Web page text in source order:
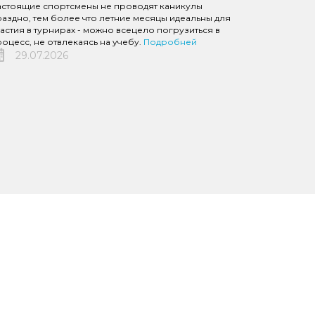
спортсмены не проводят каникулы
тем более что летние месяцы идеальны для
в турнирах - можно всецело погрузиться в
не отвлекаясь на учебу. Подробней
29.07.2026